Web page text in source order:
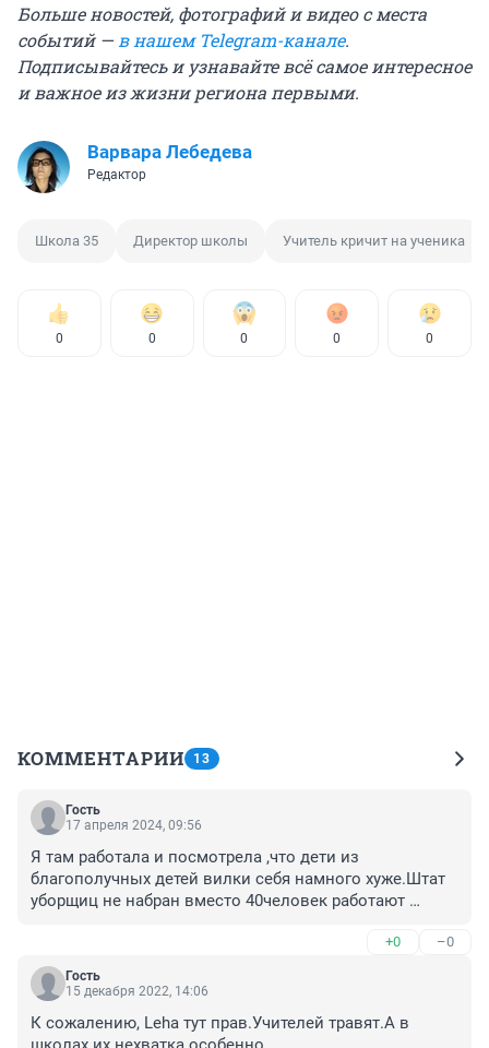
Больше новостей, фотографий и видео с места
событий — в нашем Telegram-канале.
Подписывайтесь и узнавайте всё самое интересное
и важное из жизни региона первыми.
Варвара Лебедева
Редактор
Школа 35 Директор школы Учитель кричит на ученика
0 0 0 0 0
КОММЕНТАРИИ 13
Гость
17 апреля 2024, 09:56
Я там работала и посмотрела ,что дети из
благополучных детей вилки себя намного хуже.Штат
уборщиц не набран вместо 40человек работают
+0 –0
Гость
15 декабря 2022, 14:06
К сожалению, Leha тут прав.Учителей травят.А в